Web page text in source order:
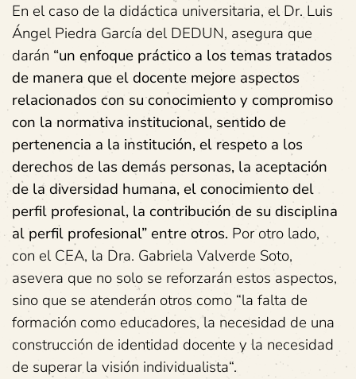
En el caso de la didáctica universitaria, el Dr. Luis
Ángel Piedra García del DEDUN, asegura que
darán “un enfoque práctico a los temas tratados
de manera que el docente mejore aspectos
relacionados con su conocimiento y compromiso
con la normativa institucional, sentido de
pertenencia a la institución, el respeto a los
derechos de las demás personas, la aceptación
de la diversidad humana, el conocimiento del
perfil profesional, la contribución de su disciplina
al perfil profesional” entre otros. Por otro lado,
con el CEA, la Dra. Gabriela Valverde Soto,
asevera que no solo se reforzarán estos aspectos,
sino que se atenderán otros como “la falta de
formación como educadores, la necesidad de una
construcción de identidad docente y la necesidad
de superar la visión individualista“.